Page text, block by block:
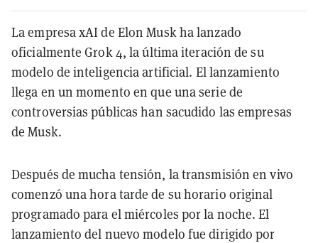
La empresa xAI de Elon Musk ha lanzado
oficialmente Grok 4, la última iteración de su
modelo de inteligencia artificial. El lanzamiento
llega en un momento en que una serie de
controversias públicas han sacudido las empresas
de Musk.
Después de mucha tensión, la transmisión en vivo
comenzó una hora tarde de su horario original
programado para el miércoles por la noche. El
lanzamiento del nuevo modelo fue dirigido por